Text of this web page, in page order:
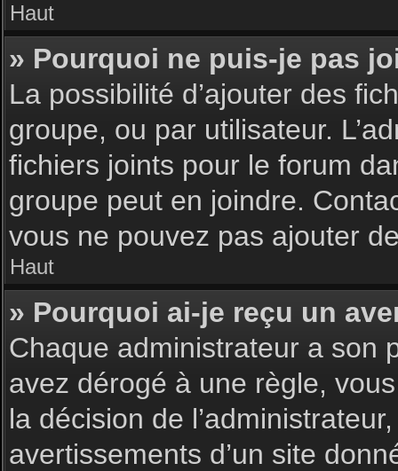
Haut
» Pourquoi ne puis-je pas
La possibilité d’ajouter des
groupe, ou par utilisateur.
fichiers joints pour le forum
groupe peut en joindre.
vous ne pouvez pas ajouter
Haut
» Pourquoi ai-je reçu un
Chaque administrateur a son
avez dérogé à une règle,
la décision de
avertissements d’un site